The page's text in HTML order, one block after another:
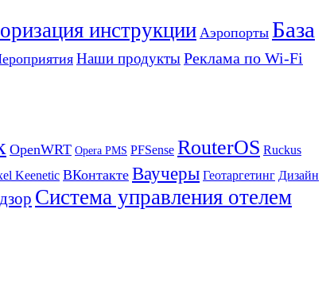
инструкции Аэропорты База
Наши продуктыРеклама по Wi-Fi
OpenWRT Opera PMS PFSense RouterOS Ruckus
Keenetic ВКонтакте Ваучеры Геотаргетинг Дизайн
Система управления отелем